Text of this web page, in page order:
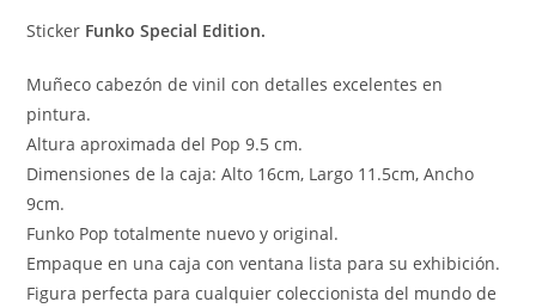
Sticker Funko Special Edition.
Muñeco cabezón de vinil con detalles excelentes en
pintura.
Altura aproximada del Pop 9.5 cm.
Dimensiones de la caja: Alto 16cm, Largo 11.5cm, Ancho
9cm.
Funko Pop totalmente nuevo y original.
Empaque en una caja con ventana lista para su exhibición.
Figura perfecta para cualquier coleccionista del mundo de